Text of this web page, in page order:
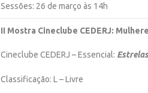
Sessões: 26 de março às 14h
II Mostra Cineclube CEDERJ:
Cineclube CEDERJ – Essencial:
Classificação: L – Livre